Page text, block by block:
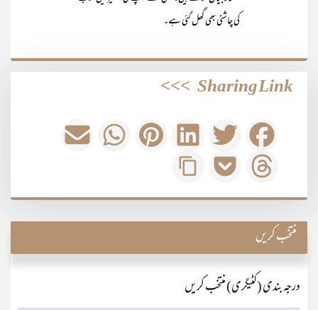
کی چاشنی بھی گھل گئی ہے۔
Sharing Link
>>>
منتخب کریں
درجہ بندی (کٹیگری) منتخب کریں